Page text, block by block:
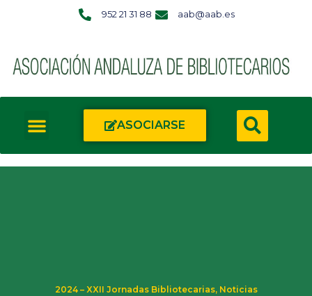
952 21 31 88 aab@aab.es
ASOCIARSE
2024 – XXII Jornadas Bibliotecarias, Noticias